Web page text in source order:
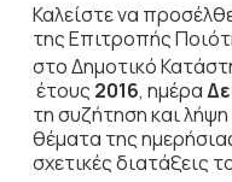
Καλείστε να
της Επιτροπής
στο Δημοτικό
έτους 2016, ημέρα
τη συζήτησηκαι
θέματα της
σχετικές διατάξεις